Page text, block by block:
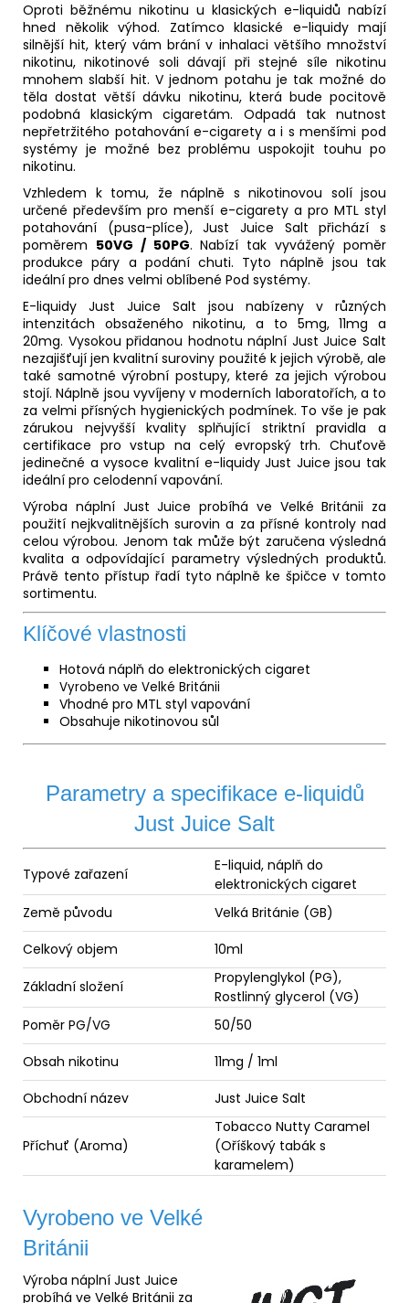
Oproti běžnému nikotinu u klasických e-liquidů nabízí
hned několik výhod. Zatímco klasické e-liquidy mají
silnější hit, který vám brání v inhalaci většího množství
nikotinu, nikotinové soli dávají při stejné síle nikotinu
mnohem slabší hit. V jednom potahu je tak možné do
těla dostat větší dávku nikotinu, která bude pocitově
podobná klasickým cigaretám. Odpadá tak nutnost
nepřetržitého potahování e-cigarety a i s menšími pod
systémy je možné bez problému uspokojit touhu po
nikotinu.
Vzhledem k tomu, že náplně s nikotinovou solí jsou
určené především pro menší e-cigarety a pro MTLstyl
potahování (pusa-plíce), Just Juice Salt přichází s
poměrem 50VG / 50PG. Nabízí tak vyvážený poměr
produkce páry a podání chuti. Tyto náplně jsou tak
ideální pro dnes velmi oblíbené Pod systémy.
E-liquidy Just Juice Salt jsou nabízeny v různých
intenzitách obsaženého nikotinu, a to 5mg, 11mg a
20mg. Vysokou přidanou hodnotu náplní Just Juice Salt
nezajišťují jen kvalitní suroviny použité k jejich výrobě, ale
také samotné výrobní postupy, které za jejich výrobou
stojí. Náplně jsou vyvíjeny v moderních laboratořích, a to
za velmi přísných hygienických podmínek. To vše je pak
zárukou nejvyšší kvality splňující striktní pravidla a
certifikace pro vstup na celý evropský trh. Chuťově
jedinečné a vysoce kvalitní e-liquidy Just Juice jsou tak
ideální pro celodenní vapování.
Výroba náplní Just Juice probíhá ve Velké Británii za
použití nejkvalitnějších surovin a za přísné kontroly nad
celou výrobou. Jenom tak může být zaručena výsledná
kvalita a odpovídající parametry výsledných produktů.
Právě tento přístup řadí tyto náplně ke špičce v tomto
sortimentu.
Klíčové vlastnosti
Hotová náplň do elektronických cigaret
Vyrobeno ve Velké Británii
Vhodné pro MTL styl vapování
Obsahuje nikotinovou sůl
Parametry a specifikace e-liquidů
Just Juice Salt
Typové zařazení E-liquid, náplň do
elektronických cigaret
Země původu
Velká Británie (GB)
Celkový objem
10ml
Základní složení Propylenglykol (PG),
Rostlinný glycerol (VG)
Poměr PG/VG
50/50
Obsah nikotinu
11mg / 1ml
Obchodní název
Just Juice Salt
Příchuť (Aroma)
Tobacco Nutty Caramel
(Oříškový tabák s
karamelem)
Vyrobeno ve Velké
Británii
Výroba náplní Just Juice
probíhá ve Velké Británii za